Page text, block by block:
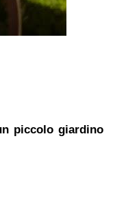
piccolo giardino